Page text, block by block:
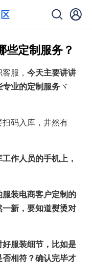
些定制服务？
服， 今天主要讲讲
业的定制服务 ヾ
码入库，井然有
作人员的手机上，
装电商客户定制的
新，要知道熨烫对
服装细节，比如是
相符？确认完毕才